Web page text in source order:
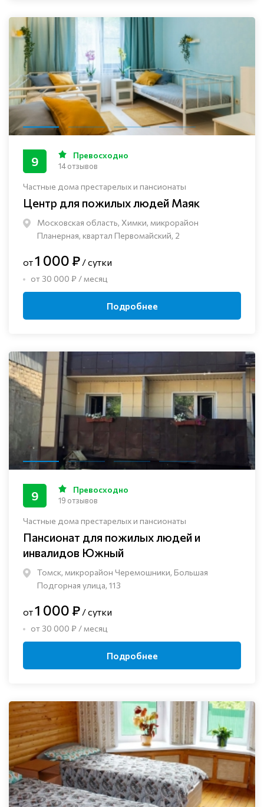
Частные дома престарелых и пансионаты
Центр для пожилых людей Маяк
Московская область, Химки, микрорайон
Планерная, квартал Первомайский, 2
9 Превосходно
14 отзывов
от1 000 ₽ / сутки
от 30 000 ₽ / месяц
Подробнее
Частные дома престарелых и пансионаты
Пансионат для пожилых людей и
инвалидов Южный
Томск, микрорайон Черемошники, Большая
Подгорная улица, 113
9 Превосходно
19 отзывов
от1 000 ₽ / сутки
от 30 000 ₽ / месяц
Подробнее